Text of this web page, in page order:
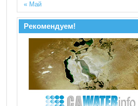
« Май
Рекомендуем!